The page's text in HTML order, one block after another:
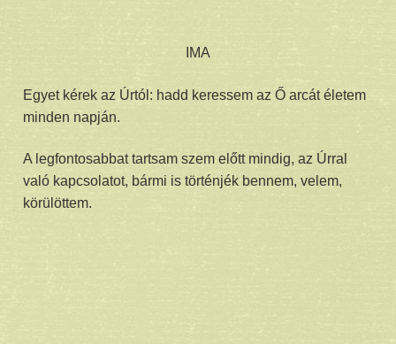
IMA
Egyet kérek az Úrtól: hadd keressem az Ő arcát életem
minden napján.
A legfontosabbat tartsam szem előtt mindig, az Úrral
való kapcsolatot, bármi is történjék bennem, velem,
körülöttem.